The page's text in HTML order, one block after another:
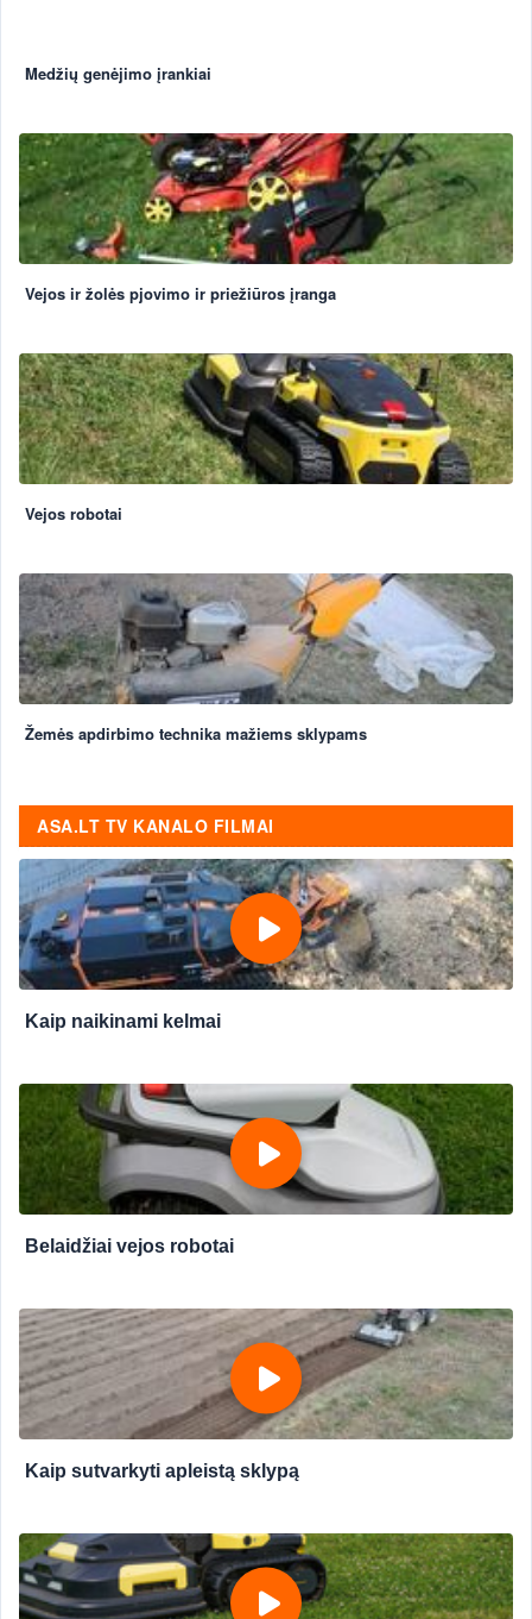
Medžių genėjimo įrankiai
Vejos ir žolės pjovimo ir priežiūros įranga
Vejos robotai
Žemės apdirbimo technika mažiems sklypams
ASA.LT TV KANALO FILMAI
Kaip naikinami kelmai
Belaidžiai vejos robotai
Kaip sutvarkyti apleistą sklypą